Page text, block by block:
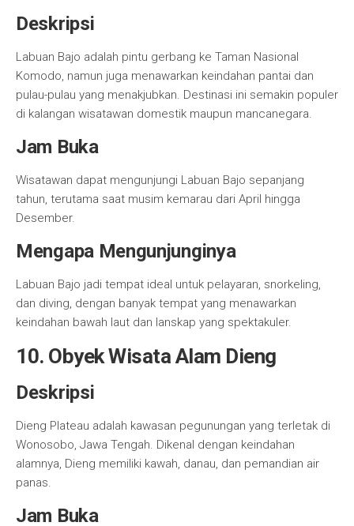
Deskripsi
Labuan Bajo adalah pintu gerbang ke Taman Nasional
Komodo, namun juga menawarkan keindahan pantai dan
pulau-pulau yang menakjubkan. Destinasi ini semakin populer
di kalangan wisatawan domestik maupun mancanegara.
Jam Buka
Wisatawan dapat mengunjungi Labuan Bajo sepanjang
tahun, terutama saat musim kemarau dari April hingga
Desember.
Mengapa Mengunjunginya
Labuan Bajo jadi tempat ideal untuk pelayaran, snorkeling,
dan diving, dengan banyak tempat yang menawarkan
keindahan bawah laut dan lanskap yang spektakuler.
10. Obyek Wisata Alam Dieng
Deskripsi
Dieng Plateau adalah kawasan pegunungan yang terletak di
Wonosobo, Jawa Tengah. Dikenal dengan keindahan
alamnya, Dieng memiliki kawah, danau, dan pemandian air
panas.
Jam Buka